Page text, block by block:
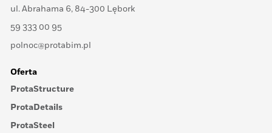
ul. Abrahama 6, 84-300 Lębork
59 333 00 95
polnoc@protabim.pl
Oferta
ProtaStructure
ProtaDetails
ProtaSteel